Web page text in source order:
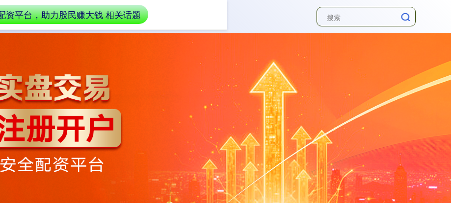
提升回报 配资产品
资平台，助力股民赚大钱 相关话题
沪深300 4651.31 -6.85 -0.15%